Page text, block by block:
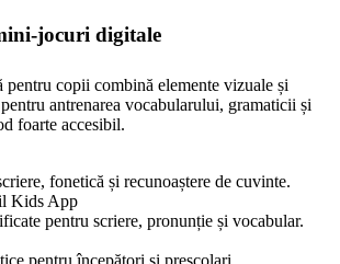
jocuri digitale
copii combină elemente vizuale și
antrenarea vocabularului, gramaticii și
foarte accesibil.
fonetică și recunoaștere de cuvinte.
Kids App
pentru scriere, pronunție și vocabular.
pentru începători și preșcolari.